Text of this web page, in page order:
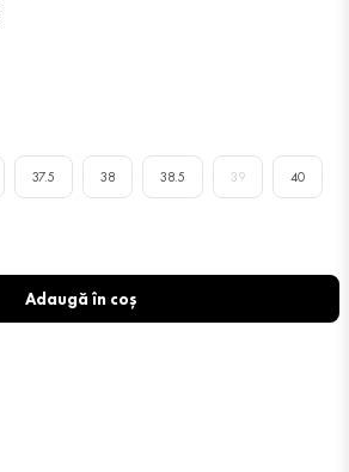
37.5 38 38.5 39 40
Adaugă în coș